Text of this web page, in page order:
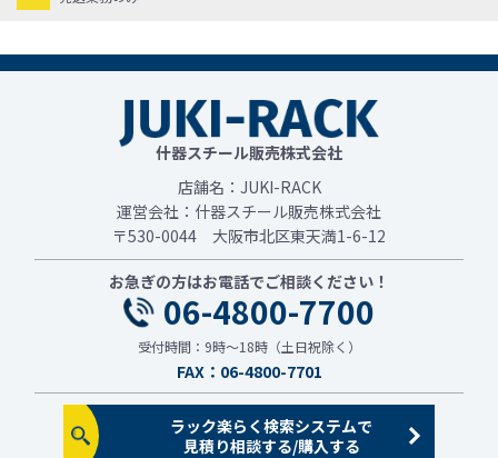
什器スチール販売株式会社
店舗名：JUKI-RACK
運営会社：什器スチール販売株式会社
〒530-0044 大阪市北区東天満1-6-12
お急ぎの方はお電話でご相談ください！
06-4800-7700
受付時間：9時～18時（土日祝除く）
FAX：06-4800-7701
ラック楽らく検索システムで
見積り相談する/購入する